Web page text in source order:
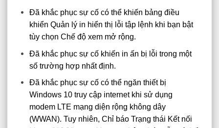
Đã khắc phục sự cố có thể khiến bảng điều
khiển Quản lý in hiển thị lỗi tập lệnh khi bạn bật
tùy chọn Chế độ xem mở rộng.
Đã khắc phục sự cố khiến in ấn bị lỗi trong một
số trường hợp nhất định.
Đã khắc phục sự cố có thể ngăn thiết bị
Windows 10 truy cập internet khi sử dụng
modem LTE mạng diện rộng không dây
(WWAN). Tuy nhiên, Chỉ báo Trạng thái Kết nối